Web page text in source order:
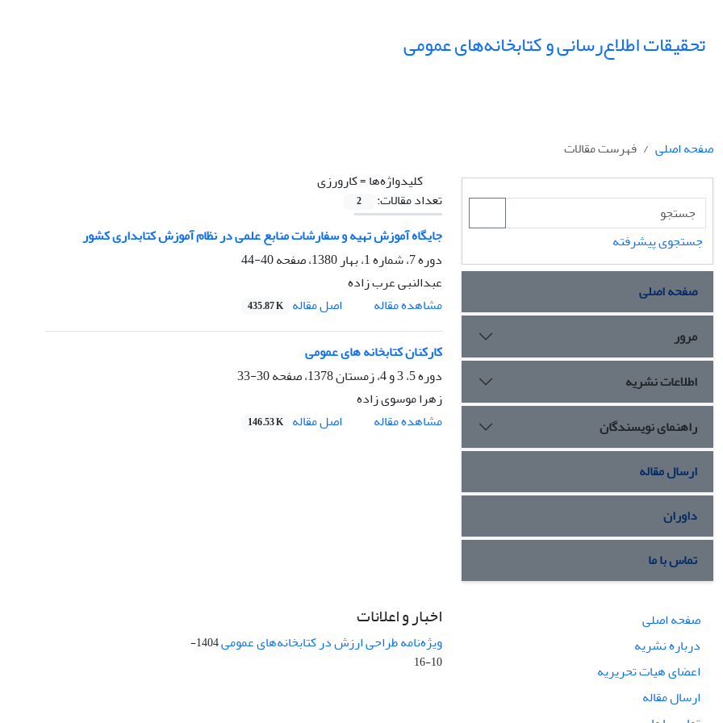
تحقیقات اطلاع‌رسانی و کتابخانه‌های عمومی
صفحه اصلی
فهرست مقالات
کلیدواژه‌ها =کارورزی
تعداد مقالات:
2
جایگاه آموزش تهیه و سفارشات منابع علمی در نظام آموزش کتابداری کشور
دوره 7، شماره 1، بهار 1380، صفحه
40-44
عبدالنبی عرب زاده
مشاهده مقاله
اصل مقاله 435.87 K
کارکنان کتابخانه های عمومی
دوره 5، 3 و 4، زمستان 1378، صفحه
30-33
زهرا موسوی زاده
مشاهده مقاله
اصل مقاله 146.53 K
جستجوی پیشرفته
صفحه اصلی
مرور
اطلاعات نشریه
راهنمای نویسندگان
ارسال مقاله
داوران
تماس با ما
صفحه اصلی
درباره نشریه
اعضای هیات تحریریه
ارسال مقاله
اخبار و اعلانات
ویژه‌نامه طراحی ارزش در کتابخانه‌های عمومی
1404-
10-16